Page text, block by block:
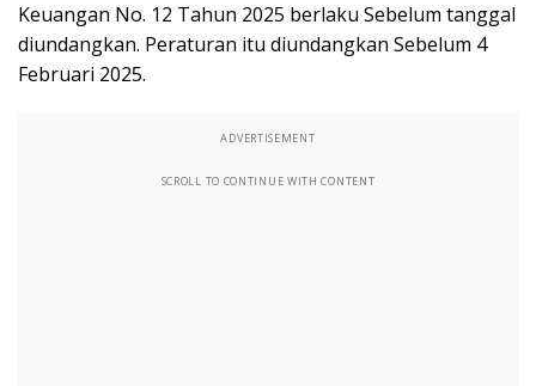
Keuangan No. 12 Tahun 2025 berlaku Sebelum tanggal
diundangkan. Peraturan itu diundangkan Sebelum 4
Februari 2025.
ADVERTISEMENT
SCROLL TO CONTINUE WITH CONTENT